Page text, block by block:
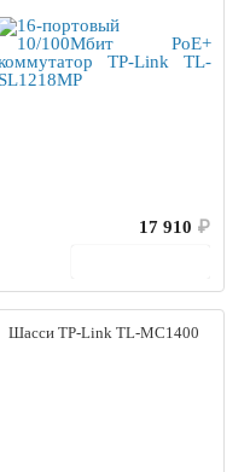
17 910 ₽
Шасси TP-Link TL-MC1400